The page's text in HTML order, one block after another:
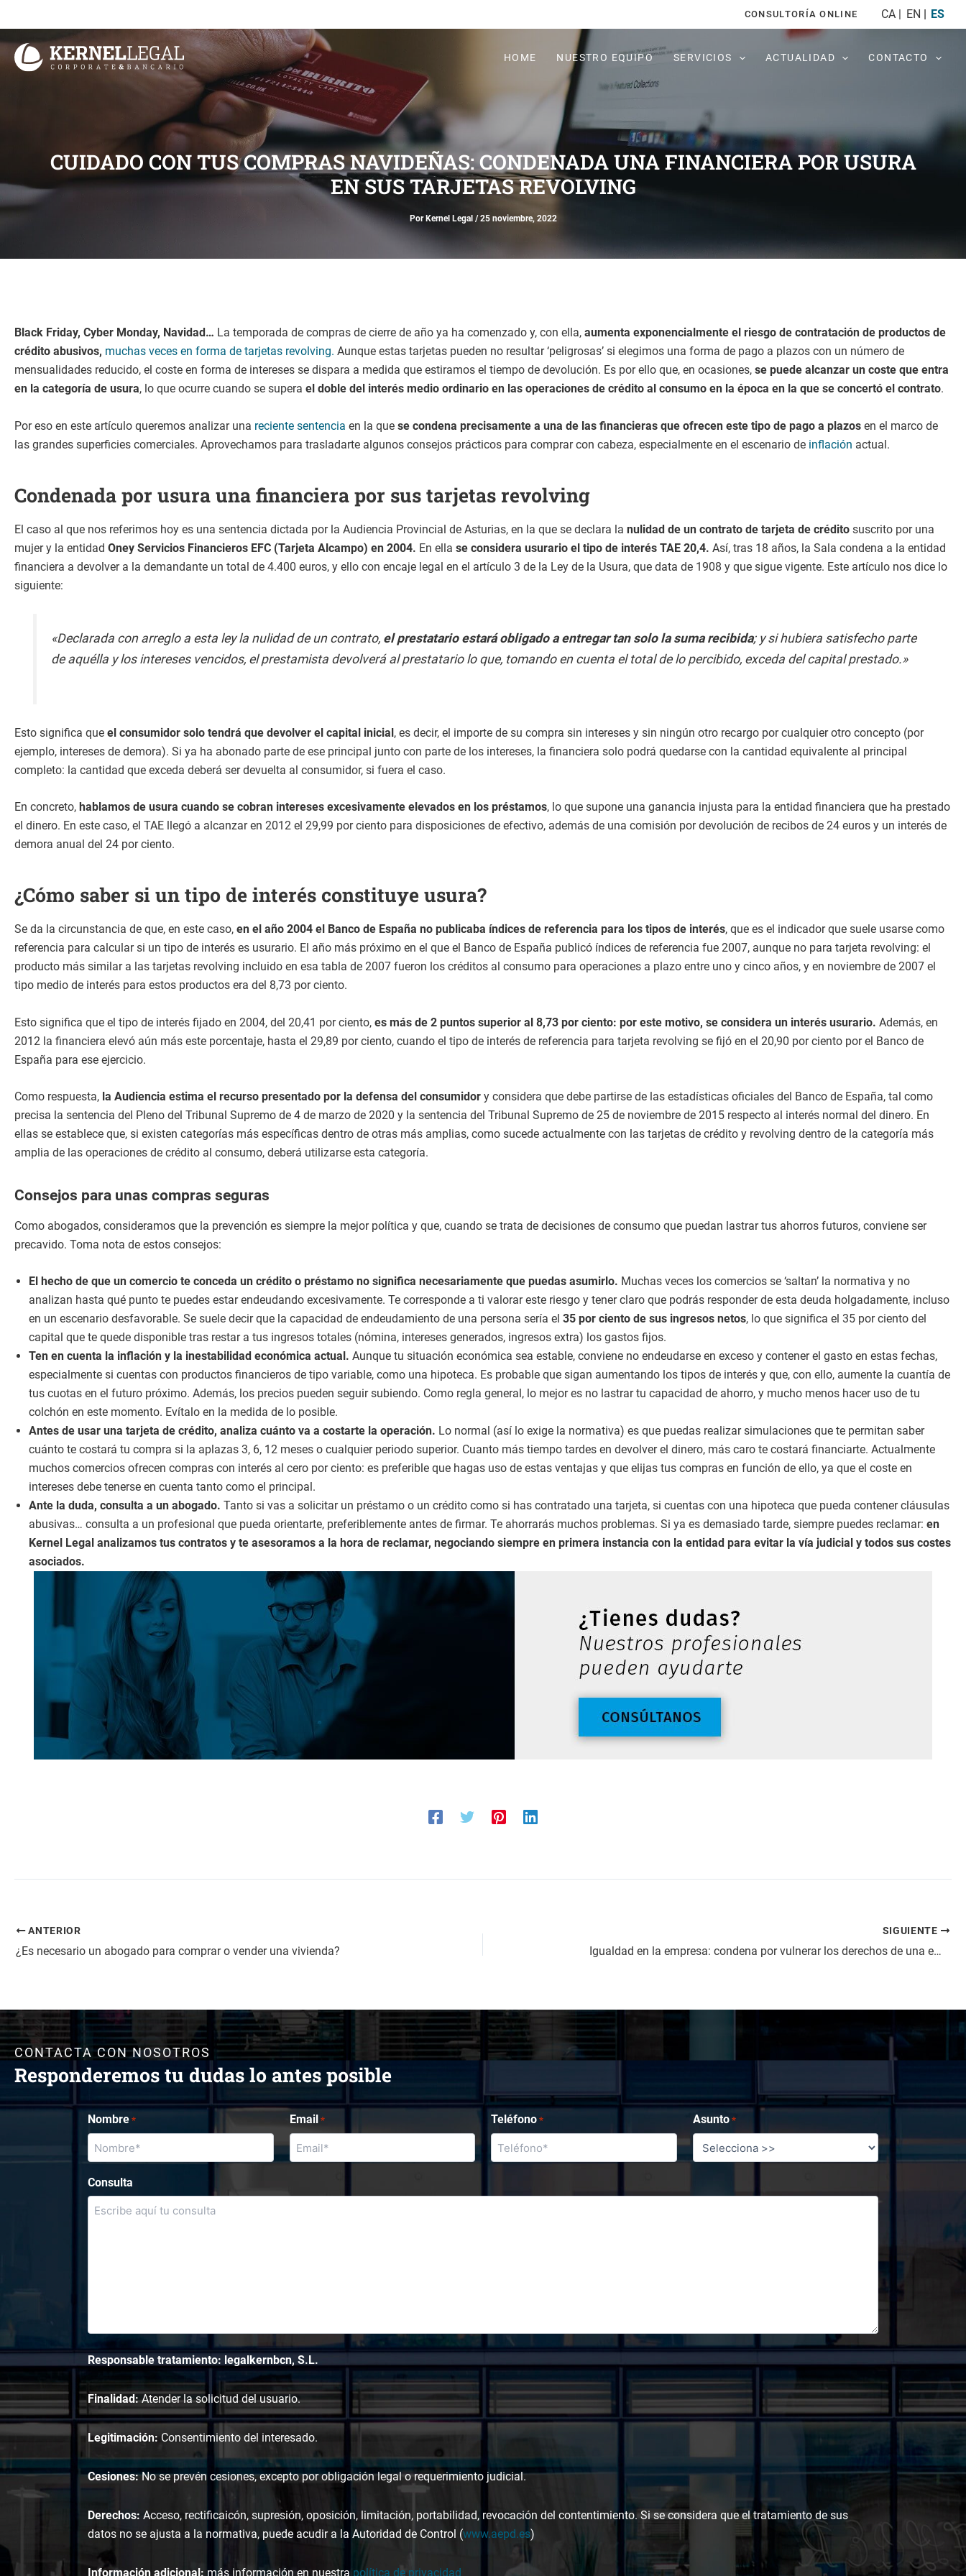
al
contenido
CONSULTORÍA ONLINE CA EN ES
HOME NUESTRO EQUIPO SERVICIOS ACTUALIDAD CONTACTO
CUIDADO CON TUS COMPRAS NAVIDEÑAS: CONDENADA UNA FINANCIERA POR USURA
EN SUS TARJETAS REVOLVING
Por Kernel Legal /25 noviembre, 2022
Black Friday, Cyber Monday, Navidad… La temporada de compras de cierre de año ya ha comenzado y, con ella, aumenta exponencialmente el riesgo de contratación de productos de
crédito abusivos, muchas veces en forma de tarjetas revolving. Aunque estas tarjetas pueden no resultar ‘peligrosas’ si elegimos una forma de pago a plazos con un número de
mensualidades reducido, el coste en forma de intereses se dispara a medida que estiramos el tiempo de devolución. Es por ello que, en ocasiones, se puede alcanzar un coste que entra
en la categoría de usura, lo que ocurre cuando se supera el doble del interés medio ordinario en las operaciones de crédito al consumo en la época en la que se concertó el contrato.
Por eso en este artículo queremos analizar una reciente sentencia en la que se condena precisamente a una de las financieras que ofrecen este tipo de pago a plazos en el marco de
las grandes superficies comerciales. Aprovechamos para trasladarte algunos consejos prácticos para comprar con cabeza, especialmente en el escenario de inflación actual.
Condenada por usura una financiera por sus tarjetas revolving
El caso al que nos referimos hoy es una sentencia dictada por la Audiencia Provincial de Asturias, en la que se declara la nulidad de un contrato de tarjeta de crédito suscrito por una
mujer y la entidad Oney Servicios Financieros EFC (Tarjeta Alcampo) en 2004. En ella se considera usurario el tipo de interés TAE 20,4. Así, tras 18 años, la Sala condena a la entidad
financiera a devolver a la demandante un total de 4.400 euros, y ello con encaje legal en el artículo 3 de la Ley de la Usura, que data de 1908 y que sigue vigente. Este artículo nos dice lo
siguiente:
«Declarada con arreglo a esta ley la nulidad de un contrato, el prestatario estará obligado a entregar tan solo la suma recibida; y si hubiera satisfecho parte
de aquélla y los intereses vencidos, el prestamista devolverá al prestatario lo que, tomando en cuenta el total de lo percibido, exceda del capital prestado.»
Esto significa que el consumidor solo tendrá que devolver el capital inicial, es decir, el importe de su compra sin intereses y sin ningún otro recargo por cualquier otro concepto (por
ejemplo, intereses de demora). Si ya ha abonado parte de ese principal junto con parte de los intereses, la financiera solo podrá quedarse con la cantidad equivalente al principal
completo: la cantidad que exceda deberá ser devuelta al consumidor, si fuera el caso.
En concreto, hablamos de usura cuando se cobran intereses excesivamente elevados en los préstamos, lo que supone una ganancia injusta para la entidad financiera que ha prestado
el dinero. En este caso, el TAE llegó a alcanzar en 2012 el 29,99 por ciento para disposiciones de efectivo, además de una comisión por devolución de recibos de 24 euros y un interés de
demora anual del 24 por ciento.
¿Cómo saber si un tipo de interés constituye usura?
Se da la circunstancia de que, en este caso, en el año 2004 el Banco de España no publicaba índices de referencia para los tipos de interés, que es el indicador que suele usarse como
referencia para calcular si un tipo de interés es usurario. El año más próximo en el que el Banco de España publicó índices de referencia fue 2007, aunque no para tarjeta revolving: el
producto más similar a las tarjetas revolving incluido en esa tabla de 2007 fueron los créditos al consumo para operaciones a plazo entre uno y cinco años, y en noviembre de 2007 el
tipo medio de interés para estos productos era del 8,73 por ciento.
Esto significa que el tipo de interés fijado en 2004, del 20,41 por ciento, es más de 2 puntos superior al 8,73 por ciento: por este motivo, se considera un interés usurario. Además, en
2012 la financiera elevó aún más este porcentaje, hasta el 29,89 por ciento, cuando el tipo de interés de referencia para tarjeta revolving se fijó en el 20,90 por ciento por el Banco de
España para ese ejercicio.
Como respuesta, la Audiencia estima el recurso presentado por la defensa del consumidor y considera que debe partirse de las estadísticas oficiales del Banco de España, tal como
precisa la sentencia del Pleno del Tribunal Supremo de 4 de marzo de 2020 y la sentencia del Tribunal Supremo de 25 de noviembre de 2015 respecto al interés normal del dinero. En
ellas se establece que, si existen categorías más específicas dentro de otras más amplias, como sucede actualmente con las tarjetas de crédito y revolving dentro de la categoría más
amplia de las operaciones de crédito al consumo, deberá utilizarse esta categoría.
Consejos para unas compras seguras
Como abogados, consideramos que la prevención es siempre la mejor política y que, cuando se trata de decisiones de consumo que puedan lastrar tus ahorros futuros, conviene ser
precavido. Toma nota de estos consejos:
El hecho de que un comercio te conceda un crédito o préstamo no significa necesariamente que puedas asumirlo. Muchas veces los comercios se ‘saltan’ la normativa y no
analizan hasta qué punto te puedes estar endeudando excesivamente. Te corresponde a ti valorar este riesgo y tener claro que podrás responder de esta deuda holgadamente, incluso
en un escenario desfavorable. Se suele decir que la capacidad de endeudamiento de una persona sería el 35 por ciento de sus ingresos netos, lo que significa el 35 por ciento del
capital que te quede disponible tras restar a tus ingresos totales (nómina, intereses generados, ingresos extra) los gastos fijos.
Ten en cuenta la inflación y la inestabilidad económica actual. Aunque tu situación económica sea estable, conviene no endeudarse en exceso y contener el gasto en estas fechas,
especialmente si cuentas con productos financieros de tipo variable, como una hipoteca. Es probable que sigan aumentando los tipos de interés y que, con ello, aumente la cuantía de
tus cuotas en el futuro próximo. Además, los precios pueden seguir subiendo. Como regla general, lo mejor es no lastrar tu capacidad de ahorro, y mucho menos hacer uso de tu
colchón en este momento. Evítalo en la medida de lo posible.
Antes de usar una tarjeta de crédito, analiza cuánto va a costarte la operación. Lo normal (así lo exige la normativa) es que puedas realizar simulaciones que te permitan saber
cuánto te costará tu compra si la aplazas 3, 6, 12 meses o cualquier periodo superior. Cuanto más tiempo tardes en devolver el dinero, más caro te costará financiarte. Actualmente
muchos comercios ofrecen compras con interés al cero por ciento: es preferible que hagas uso de estas ventajas y que elijas tus compras en función de ello, ya que el coste en
intereses debe tenerse en cuenta tanto como el principal.
Ante la duda, consulta a un abogado. Tanto si vas a solicitar un préstamo o un crédito como si has contratado una tarjeta, si cuentas con una hipoteca que pueda contener cláusulas
abusivas… consulta a un profesional que pueda orientarte, preferiblemente antes de firmar. Te ahorrarás muchos problemas. Si ya es demasiado tarde, siempre puedes reclamar: en
Kernel Legal analizamos tus contratos y te asesoramos a la hora de reclamar, negociando siempre en primera instancia con la entidad para evitar la vía judicial y todos sus costes
asociados.
ANTERIOR
¿Es necesario un abogado para comprar o vender una vivienda?
SIGUIENTE
Igualdad en la empresa: condena por vulnerar los derechos de una embarazada al incluirla en un ERTE
CONTACTA CON NOSOTROS
Responderemos tu dudas lo antes posible
Nombre * Email * Teléfono * Asunto *
Consulta
Responsable tratamiento: legalkernbcn, S.L.
Finalidad:Atender la solicitud del usuario.
Legitimación: Consentimiento del interesado.
Cesiones:No se prevén cesiones, excepto por obligación legal o requerimiento judicial.
Derechos: Acceso, rectificaicón, supresión, oposición, limitación, portabilidad, revocación del contentimiento. Si se considera que el tratamiento de sus
datos no se ajusta a la normativa, puede acudir a la Autoridad de Control (www.aepd.es)
Información adicional: más información en nuestra política de privacidad